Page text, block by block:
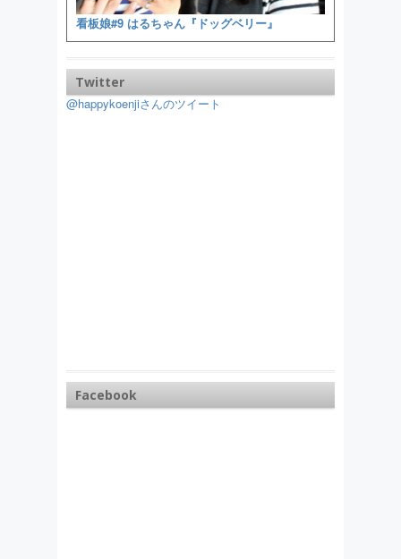
看板娘#9 はるちゃん『ドッグベリー』
Twitter
@happykoenjiさんのツイート
Facebook